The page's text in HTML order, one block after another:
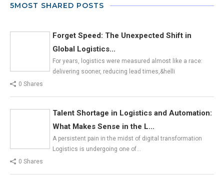
5MOST SHARED POSTS
Forget Speed: The Unexpected Shift in
Global Logistics...
For years, logistics were measured almost like a race:
delivering sooner, reducing lead times,&helli
0 Shares
Talent Shortage in Logistics and Automation:
What Makes Sense in the L...
A persistent pain in the midst of digital transformation
Logistics is undergoing one of…
0 Shares